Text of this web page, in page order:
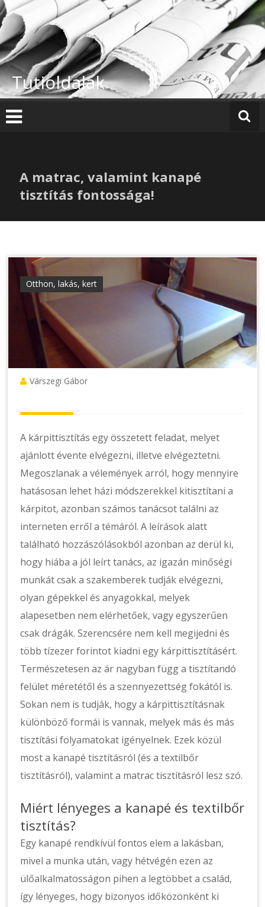
Skip
to
content
Tutioldalak
A matrac, valamint kanapé
tisztítás fontossága!
Otthon, lakás, kert
Várszegi Gábor
A kárpittisztítás egy összetett feladat, melyet
ajánlott évente elvégezni, illetve elvégeztetni.
Megoszlanak a vélemények arról, hogy mennyire
hatásosan lehet házi módszerekkel kitisztítani a
kárpitot, azonban számos tanácsot találni az
interneten erről a témáról. A leírások alatt
található hozzászólásokból azonban az derül ki,
hogy hiába a jól leírt tanács, az igazán minőségi
munkát csak a szakemberek tudják elvégezni,
olyan gépekkel és anyagokkal, melyek
alapesetben nem elérhetőek, vagy egyszerűen
csak drágák. Szerencsére nem kell megijedni és
több tízezer forintot kiadni egy kárpittisztításért.
Természetesen az ár nagyban függ a tisztítandó
felület méretétől és a szennyezettség fokától is.
Sokan nem is tudják, hogy a kárpittisztításnak
különböző formái is vannak, melyek más és más
tisztítási folyamatokat igényelnek. Ezek közül
most a kanapé tisztításról (és a textilbőr
tisztításról), valamint a matrac tisztításról lesz szó.
Miért lényeges a kanapé és textilbőr
tisztítás?
Egy kanapé rendkívül fontos elem a lakásban,
mivel a munka után, vagy hétvégén ezen az
ülőalkalmatosságon pihen a legtöbbet a család,
így lényeges, hogy bizonyos időközönként ki